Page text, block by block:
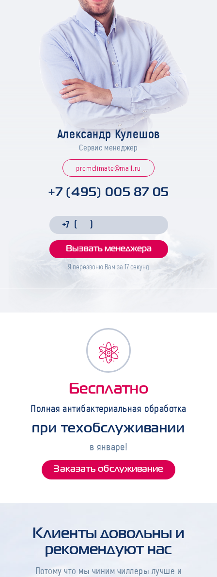
Александр Кулешов
Сервис менеджер
promclimate@mail.ru
+7 (495) 005 87 05
Я перезвоню Вам за 17секунд
Бесплатно
Полная антибактериальная обработка
при техобслуживании
в январе!
Заказать обслуживание
Клиенты довольны и
рекомендуют нас
Потому что мы чиним чиллеры лучше и